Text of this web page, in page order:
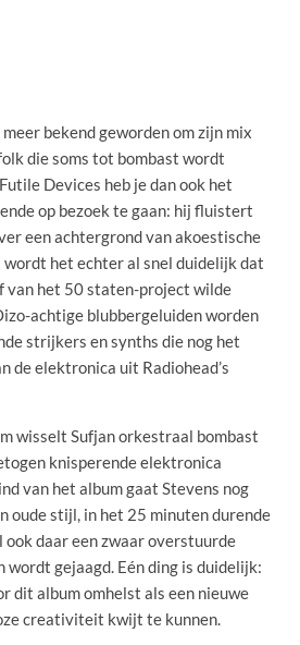
bekend geworden om zijn mix
die soms tot bombast wordt
Devices heb je dan ook het
op bezoek te gaan: hij fluistert
een achtergrond van akoestische
wordt het echter al snel duidelijk dat
van het 50 staten-project wilde
achtige blubbergeluiden worden
strijkers en synths die nog het
de elektronica uit Radiohead’s
wisselt Sufjan orkestraal bombast
knisperende elektronica
van het album gaat Stevens nog
oude stijl, in het 25 minuten durende
ook daar een zwaar overstuurde
gejaagd. Eén ding is duidelijk:
dit album omhelst als een nieuwe
creativiteit kwijt te kunnen.